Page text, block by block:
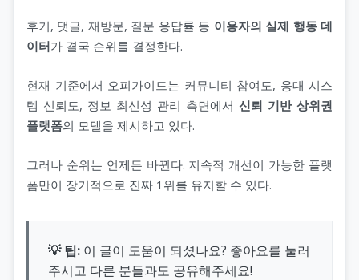
후기, 댓글, 재방문, 질문 응답률 등 이용자의 실제 행동 데
이터가 결국 순위를 결정한다.
현재 기준에서 오피가이드는 커뮤니티 참여도, 응대 시스
템 신뢰도, 정보 최신성 관리 측면에서 신뢰 기반 상위권
플랫폼의 모델을 제시하고 있다.
그러나 순위는 언제든 바뀐다. 지속적 개선이 가능한 플랫
폼만이 장기적으로 진짜 1위를 유지할 수 있다.
💡 팁: 이 글이 도움이 되셨나요? 좋아요를 눌러
주시고 다른 분들과도 공유해주세요!